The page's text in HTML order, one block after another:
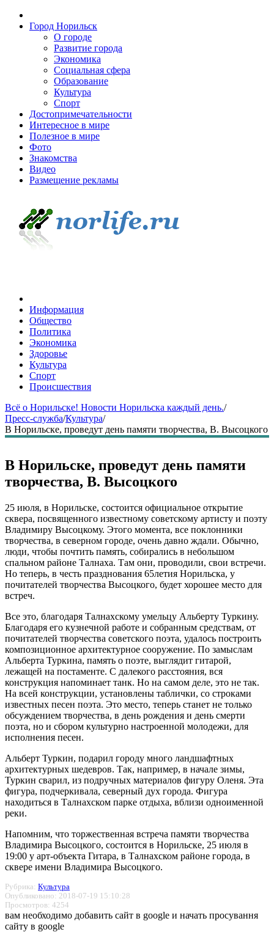
Город Норильск
О городе
Развитие города
Экономика
Социальная сфера
Образование
Культура
Спорт
Достопримечательности
Интересное в мире
Полезное в мире
Фото
Знакомства
Видео
Размещение рекламы
Информация
Общество
Политика
Экономика
Здоровье
Культура
Спорт
Происшествия
Всё о Норильске! Новости Норильска каждый день./
Пресс-служба/Культура/
В Норильске, проведут день памяти творчества, В. Высоцкого
В Норильске, проведут день памяти
творчества, В. Высоцкого
25 июля, в Норильске, состоится официальное открытие
сквера, посвященного известному советскому артисту и поэту
Владимиру Высоцкому. Этого момента, все поклонники
творчества, в северном городе, очень давно ждали. Обычно,
люди, чтобы почтить память, собирались в небольшом
спальном районе Талнаха. Там они, проводили, свои встречи.
Но теперь, в честь празднования 65летия Норильска, у
почитателей творчества Высоцкого, будет хорошее место для
встреч.
Все это, благодаря Талнахскому умельцу Альберту Туркину.
Благодаря его кузнечной работе и собранным средствам, от
почитателей творчества советского поэта, удалось построить
композиционное архитектурное сооружение. По замыслам
Альберта Туркина, память о поэте, выглядит гитарой,
лежащей на постаменте. С далекого расстояния, вся
конструкция напоминает танк. Но на самом деле, это не так.
На всей конструкции, установлены таблички, со строками
известных песен поэта. Это место, теперь станет не только
обсуждением творчества, в день рождения и день смерти
поэта, но и сбором культурно настроенной молодежи, для
исполнения песен.
Альберт Туркин, подарил городу много ландшафтных
архитектурных шедевров. Так, например, в начале зимы,
Туркин сварил, из подручных материалов фигуру Оленя. Эта
фигура, подчеркивала, северный дух города. Фигура
находиться в Талнахском парке отдыха, вблизи одноименной
реки.
Напомним, что торжественная встреча памяти творчества
Владимира Высоцкого, состоится в Норильске, 25 июля в
19:00 у арт-объекта Гитара, в Талнахском районе города, в
сквере имени Владимира Высоцкого.
Рубрика: Культура
Опубликовано: 2018-07-19 15:10:28
Просмотров: 4254
вам необходимо добавить сайт в google и начать просування
сайту в google